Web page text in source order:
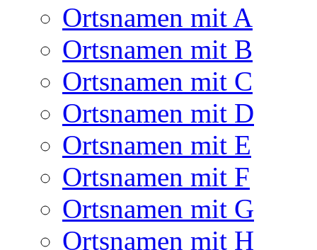
Ortsnamen mit A
Ortsnamen mit B
Ortsnamen mit C
Ortsnamen mit D
Ortsnamen mit E
Ortsnamen mit F
Ortsnamen mit G
Ortsnamen mit H